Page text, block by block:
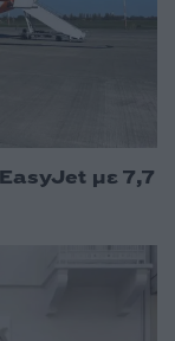
με 7,7